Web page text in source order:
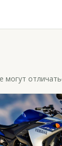
могут